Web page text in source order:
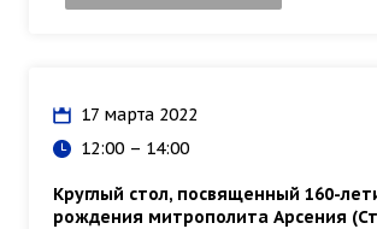
17 марта 2022
12:00 – 14:00
Круглый стол, посвященный 160-
рождения митрополита Арсения